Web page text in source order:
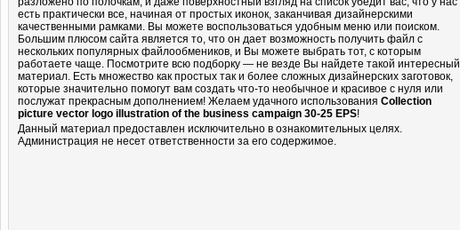
есть практически все, начиная от простых иконок, заканчивая дизайнерскими
качественными рамками. Вы можете воспользоваться удобным меню или поиском.
Большим плюсом сайта является то, что он дает возможность получить файл с
нескольких популярных файлообмеников, и Вы можете выбрать тот, с которым
работаете чаще. Посмотрите всю подборку — не везде Вы найдете такой интересный
материал. Есть множество как простых так и более сложных дизайнерских заготовок,
которые значительно помогут вам создать что-то необычное и красивое с нуля или
послужат прекрасным дополнением! Желаем удачного использования Collection
picture vector logo illustration of the business campaign 30-25 EPS!
Данный материал предоставлен исключительно в ознакомительных целях.
Администрация не несет ответственности за его содержимое.